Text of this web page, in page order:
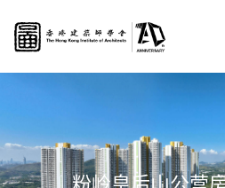
粉岭皇后山公营